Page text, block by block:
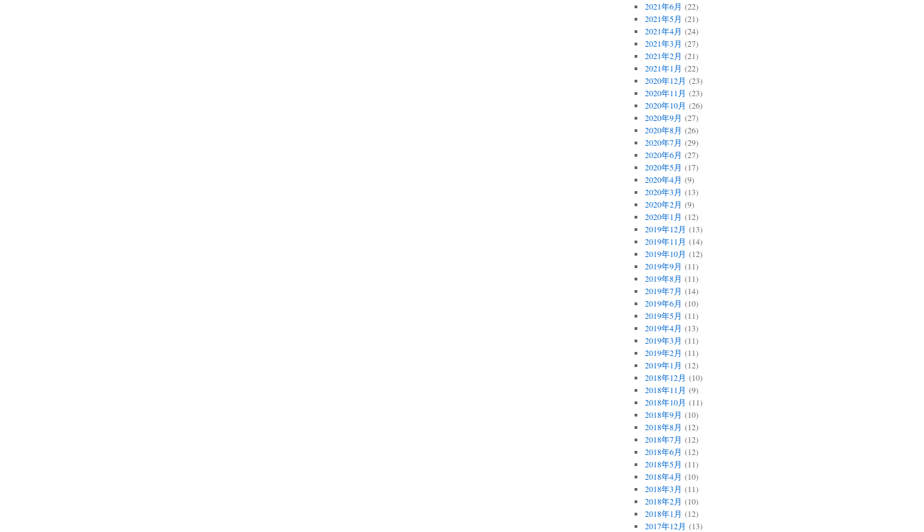
2021年6月 (22)
2021年5月 (21)
2021年4月 (24)
2021年3月 (27)
2021年2月 (21)
2021年1月 (22)
2020年12月 (23)
2020年11月 (23)
2020年10月 (26)
2020年9月 (27)
2020年8月 (26)
2020年7月 (29)
2020年6月 (27)
2020年5月 (17)
2020年4月 (9)
2020年3月 (13)
2020年2月 (9)
2020年1月 (12)
2019年12月 (13)
2019年11月 (14)
2019年10月 (12)
2019年9月 (11)
2019年8月 (11)
2019年7月 (14)
2019年6月 (10)
2019年5月 (11)
2019年4月 (13)
2019年3月 (11)
2019年2月 (11)
2019年1月 (12)
2018年12月 (10)
2018年11月 (9)
2018年10月 (11)
2018年9月 (10)
2018年8月 (12)
2018年7月 (12)
2018年6月 (12)
2018年5月 (11)
2018年4月 (10)
2018年3月 (11)
2018年2月 (10)
2018年1月 (12)
2017年12月 (13)